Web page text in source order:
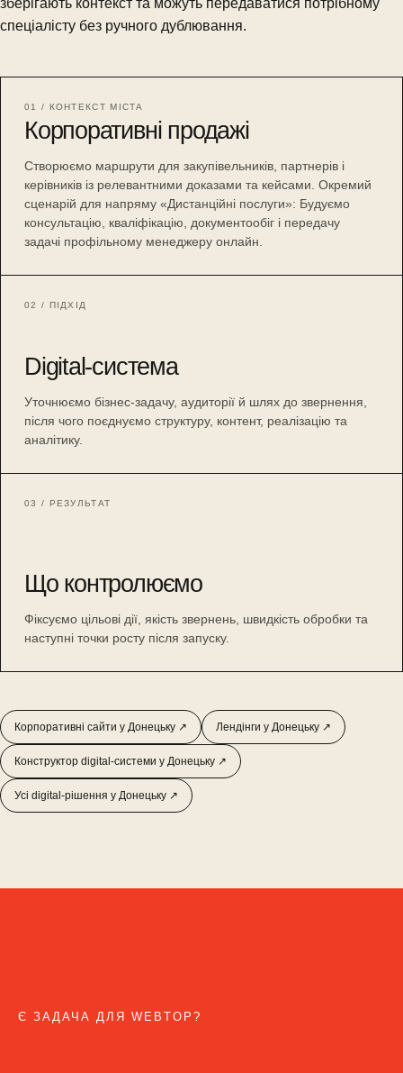
спеціалісту без ручного дублювання.
01 / КОНТЕКСТ МІСТА
Корпоративні продажі
Створюємо маршрути для закупівельників, партнерів і
керівників із релевантними доказами та кейсами. Окремий
сценарій для напряму «Дистанційні послуги»: Будуємо
консультацію, кваліфікацію, документообіг і передачу
задачі профільному менеджеру онлайн.
02 / ПІДХІД
Digital-система
Уточнюємо бізнес-задачу, аудиторії й шлях до звернення,
після чого поєднуємо структуру, контент, реалізацію та
аналітику.
03 / РЕЗУЛЬТАТ
Що контролюємо
Фіксуємо цільові дії, якість звернень, швидкість обробки та
наступні точки росту після запуску.
Корпоративні сайти у Донецьку ↗ Лендінги у Донецьку ↗
Конструктор digital-системи у Донецьку ↗
Усі digital-рішення у Донецьку ↗
Є ЗАДАЧА ДЛЯ WEBTOP?